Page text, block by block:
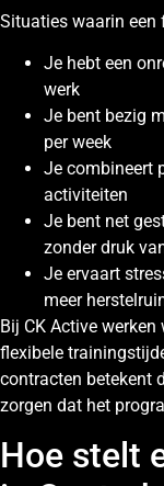
Situaties waarin een
Je hebt een
werk
Je bent bezig
per week
Je combineert
activiteiten
Je bent net
zonder druk
Je ervaart
meer
Bij CK Active
flexibele
contracten betekent
zorgen dat het
Hoe stelt